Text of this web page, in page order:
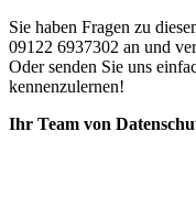
Sie haben Fragen zu
09122 6937302 an und
Oder senden Sie uns
kennenzulernen!
Ihr Team von